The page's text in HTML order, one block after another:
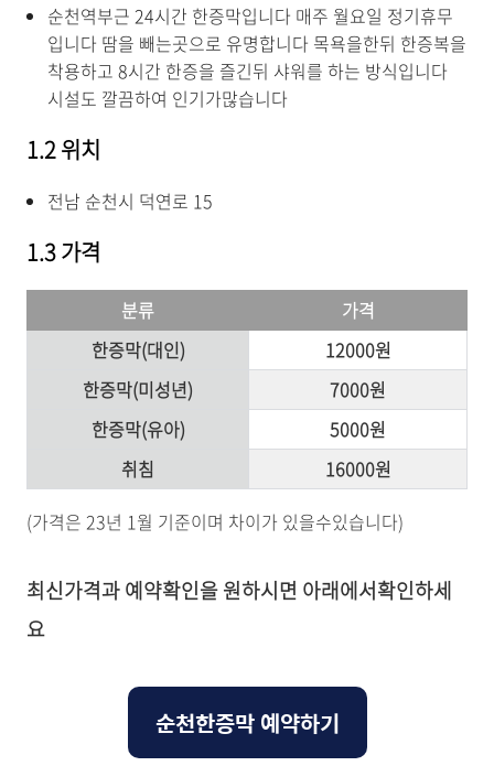
순천역부근 24시간 한증막입니다 매주 월요일 정기휴무
입니다 땀을 빼는곳으로 유명합니다 목욕을한뒤 한증복을
착용하고 8시간 한증을 즐긴뒤 샤워를 하는 방식입니다
시설도 깔끔하여 인기가많습니다
1.2 위치
전남 순천시 덕연로 15
1.3 가격
분류
가격
한증막(대인)
12000원
한증막(미성년)
7000원
한증막(유아)
5000원
취침
16000원
(가격은 23년 1월 기준이며 차이가 있을수있습니다)
최신가격과 예약확인을 원하시면 아래에서확인하세
요
순천한증막 예약하기